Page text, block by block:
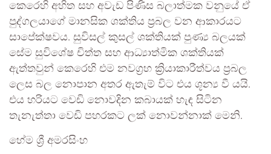
කෙරෙහි අහිත සහ අවැඩ පිණිස බලාත්මක වනුයේ ඒ
පුද්ගලයාගේ මානසික ශක්තිය ප්‍රබල වන ආකාරයට
සාපේක්ෂවය. සුවිසල් කුසල් ශක්තියක් පුණ්‍ය බලයක්
සේම සුවිශේෂ චිත්ත සහ ආධ්‍යාත්මික ශක්තියක්
ඇත්තවුන් කෙරෙහි එම නවග්‍රහ ක්‍රියාකාරීත්වය ප්‍රබල
ලෙස බල නොපාන අතර ඇතැම් විට එය ශූන්‍ය වී යයි.
එය හරියට වෙඩි නොවදින කබායක් හැඳ සිටින
තැනැත්තා වෙඩි පහරකට ලක් නොවන්නාක් මෙනි.
හේම ශ්‍රී අමරසිංහ